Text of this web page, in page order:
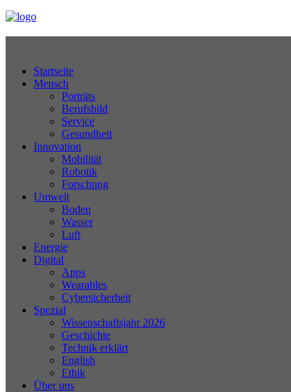
Startseite
Mensch
Porträts
Berufsbild
Service
Gesundheit
Innovation
Mobilität
Robotik
Forschung
Umwelt
Boden
Wasser
Luft
Energie
Digital
Apps
Wearables
Cybersicherheit
Spezial
Wissenschaftsjahr 2026
Geschichte
Technik erklärt
English
Ethik
Über uns